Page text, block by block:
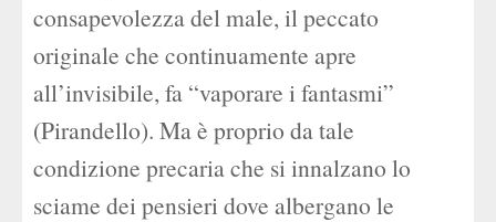
consapevolezza del male, il peccato
originale che continuamente apre
all’invisibile, fa “vaporare i fantasmi”
(Pirandello). Ma è proprio da tale
condizione precaria che si innalzano lo
sciame dei pensieri dove albergano le